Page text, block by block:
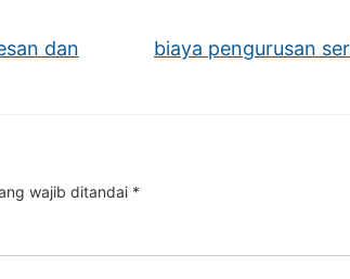
dan
biaya pengurusan
wajib ditandai *